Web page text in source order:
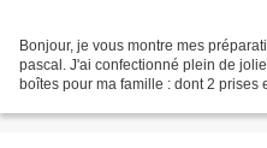
Bonjour, je vous montre mes
pascal. J'ai confectionné plein de
boîtes pour ma famille : dont 2 prises